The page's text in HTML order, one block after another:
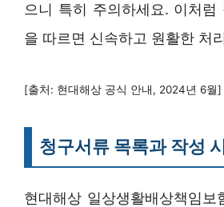
으니 특히 주의하세요. 이처럼
을 따르면 신속하고 원활한 처
[출처: 현대해상 공식 안내, 2024년 6월]
청구서류 목록과 작성
현대해상 일상생활배상책임보